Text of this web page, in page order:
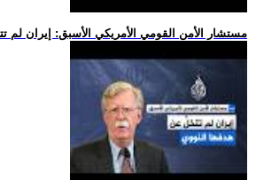
.. مستشار الأمن القومي الأمريكي الأسبق: إيران